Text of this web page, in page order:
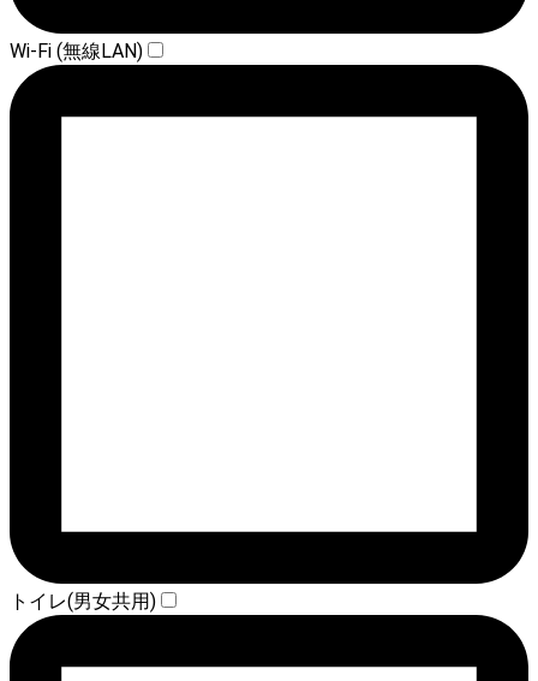
Wi-Fi (無線LAN)
トイレ(男女共用)